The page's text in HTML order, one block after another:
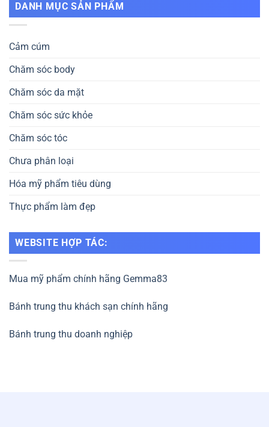
DANH MỤC SẢN PHẨM
Cảm cúm
Chăm sóc body
Chăm sóc da mặt
Chăm sóc sức khỏe
Chăm sóc tóc
Chưa phân loại
Hóa mỹ phẩm tiêu dùng
Thực phẩm làm đẹp
WEBSITE HỢP TÁC:
Mua mỹ phẩm chính hãng Gemma83
Bánh trung thu khách sạn chính hãng
Bánh trung thu doanh nghiệp